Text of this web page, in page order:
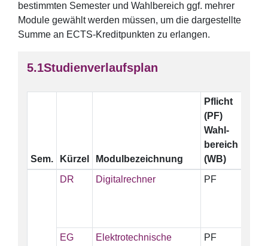
bestimmten Semester und Wahlbereich ggf. mehrer
Module gewählt werden müssen, um die dargestellte
Summe an ECTS-Kreditpunkten zu erlangen.
Studienverlaufsplan
Sem. Kürzel Modulbezeichnung
Pflicht
(PF)
Wahl-
bereich
(WB)
DR Digitalrechner PF
EG
Elektrotechnische
PF